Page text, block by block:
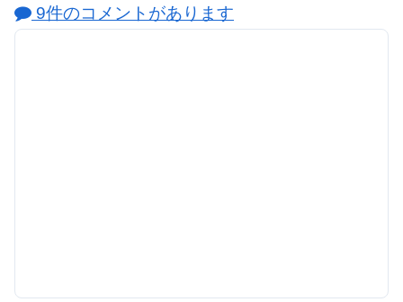
9件のコメントがあります